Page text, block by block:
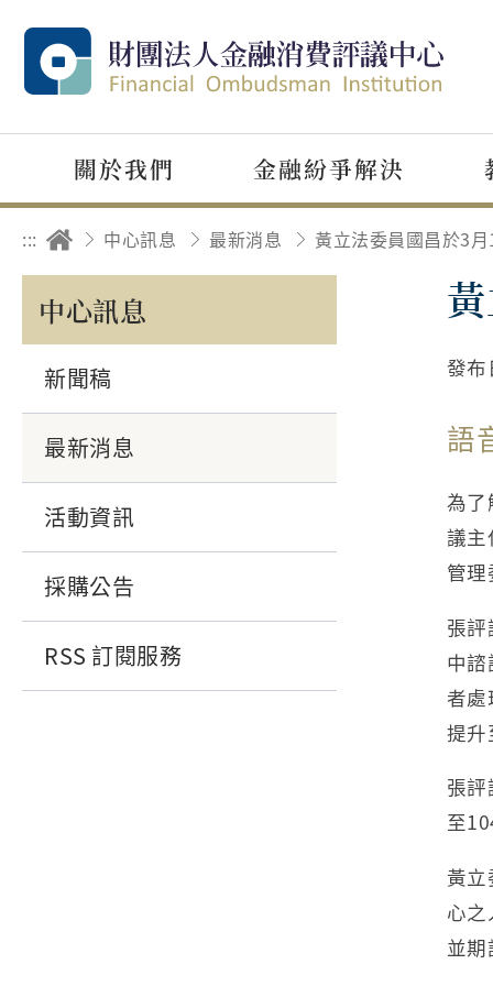
關於我們 金融紛爭解決
::: 中心訊息 最新消息
中心訊息
新聞稿
最新消息
活動資訊
採購公告
RSS 訂閱服務
發布
語
為了
議主
管
張
中
者
提升
張
至
黃
心
並